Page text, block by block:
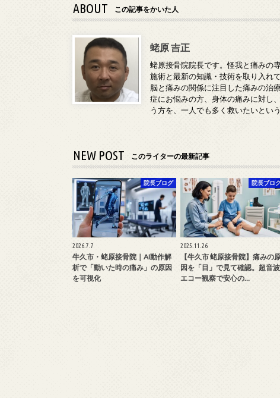
ABOUT この記事をかいた人
蛯原 吉正
蛯原接骨院院長です。怪我と痛みの
施術と最新の知識・技術を取り入れ
脳と痛みの関係に注目した痛みの治
症にお悩みの方、身体の痛みに対し
う方を、一人でも多く救いたいとい
NEW POST このライターの最新記事
院長ブログ
2026.7.7
牛久市・蛯原接骨院｜AI動作解
析で「動いた時の痛み」の原因
を可視化
院長ブロ
2025.11.26
【牛久市 蛯原接骨院】痛みの
因を「目」で見て確認。超音波
エコー観察で安心の…